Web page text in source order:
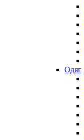
Одяг